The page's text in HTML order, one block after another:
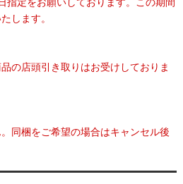
します。
の店頭引き取りはお受けしておりま
同梱をご希望の場合はキャンセル後